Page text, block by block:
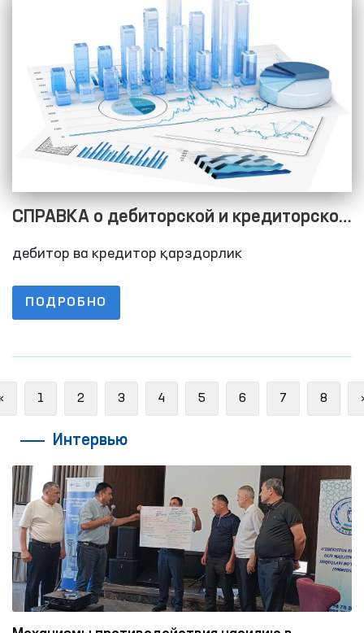
СПРАВКА о дебиторской и кредиторской
задолженностях по состоянию на
дебитор ва кредитор қарздорлик
ПОДРОБНО
Previous
1 2 3 4 5 6 7 8
Интервью